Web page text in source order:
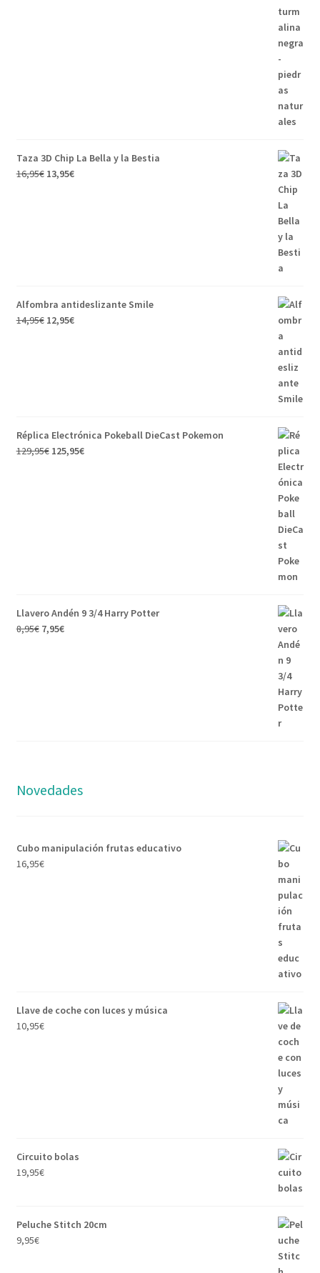
Taza 3D Chip La Bella y la Bestia
16,95€ El
13,95€El
Alfombra antideslizante Smile
14,95€ El
12,95€El
Réplica Electrónica Pokeball DieCast Pokemon
129,95€ El
125,95€El
Llavero Andén 9 3/4 Harry Potter
8,95€ El
7,95€El
Novedades
Cubo manipulación frutas educativo
16,95€
Llave de coche con luces y música
10,95€
Circuito bolas
19,95€
Peluche Stitch 20cm
9,95€